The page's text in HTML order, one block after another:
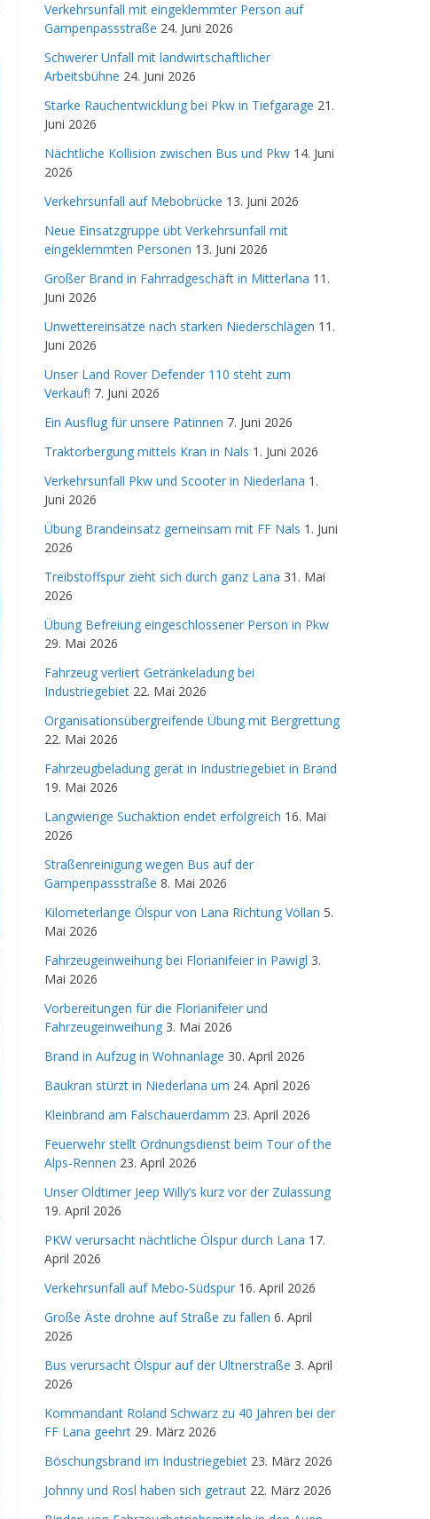
Verkehrsunfall mit eingeklemmter Person auf
Gampenpassstraße 24. Juni 2026
Schwerer Unfall mit landwirtschaftlicher
Arbeitsbühne 24. Juni 2026
Starke Rauchentwicklung bei Pkw in Tiefgarage 21.
Juni 2026
Nächtliche Kollision zwischen Bus und Pkw 14. Juni
2026
Verkehrsunfall auf Mebobrücke 13. Juni 2026
Neue Einsatzgruppe übt Verkehrsunfall mit
eingeklemmten Personen 13. Juni 2026
Großer Brand in Fahrradgeschäft in Mitterlana 11.
Juni 2026
Unwettereinsätze nach starken Niederschlägen 11.
Juni 2026
Unser Land Rover Defender 110 steht zum
Verkauf! 7. Juni 2026
Ein Ausflug für unsere Patinnen 7. Juni 2026
Traktorbergung mittels Kran in Nals 1. Juni 2026
Verkehrsunfall Pkw und Scooter in Niederlana 1.
Juni 2026
Übung Brandeinsatz gemeinsam mit FF Nals 1. Juni
2026
Treibstoffspur zieht sich durch ganz Lana 31. Mai
2026
Übung Befreiung eingeschlossener Person in Pkw
29. Mai 2026
Fahrzeug verliert Getränkeladung bei
Industriegebiet 22. Mai 2026
Organisationsübergreifende Übung mit Bergrettung
22. Mai 2026
Fahrzeugbeladung gerät in Industriegebiet in Brand
19. Mai 2026
Langwierige Suchaktion endet erfolgreich 16. Mai
2026
Straßenreinigung wegen Bus auf der
Gampenpassstraße 8. Mai 2026
Kilometerlange Ölspur von Lana Richtung Völlan 5.
Mai 2026
Fahrzeugeinweihung bei Florianifeier in Pawigl 3.
Mai 2026
Vorbereitungen für die Florianifeier und
Fahrzeugeinweihung 3. Mai 2026
Brand in Aufzug in Wohnanlage 30. April 2026
Baukran stürzt in Niederlana um 24. April 2026
Kleinbrand am Falschauerdamm 23. April 2026
Feuerwehr stellt Ordnungsdienst beim Tour of the
Alps-Rennen 23. April 2026
Unser Oldtimer Jeep Willy’s kurz vor der Zulassung
19. April 2026
PKW verursacht nächtliche Ölspur durch Lana 17.
April 2026
Verkehrsunfall auf Mebo-Südspur 16. April 2026
Große Äste drohne auf Straße zu fallen 6. April
2026
Bus verursacht Ölspur auf der Ultnerstraße 3. April
2026
Kommandant Roland Schwarz zu 40 Jahren bei der
FF Lana geehrt 29. März 2026
Böschungsbrand im Industriegebiet 23. März 2026
Johnny und Rosl haben sich getraut 22. März 2026